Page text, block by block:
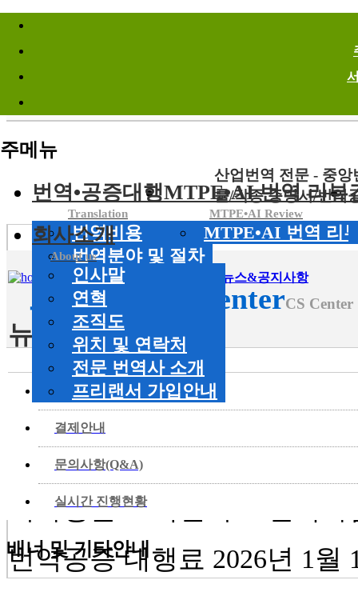
바로가기메뉴
주메뉴
번역•공증대행
Translation
번역비용
번역분야 및 절차
공증대행서비스
MTPE•AI 번역 리뷰
MTPE•AI Review
MTPE•AI 번역 리
회사소개
About us
인사말
연혁
조직도
위치 및 연락처
전문 번역사 소개
프리랜서 가입안내
산업번역 전문 - 중앙
률/각종 증명서/번역
고객센터 CS CenterCS Center
뉴스&공지사항
결제안내
문의사항(Q&A)
실시간 진행현황
배너 및 기타안내
HOME> 고객센터 뉴스&공지사항
뉴스&공지사항
공지사항 및 최신 관련 뉴스
고 정확한 정보를 전달하기
의사항은 고객센터로 연락
번역공증 대행료 2026년 1월